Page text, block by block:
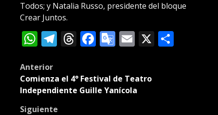
Todos; y Natalia Russo, presidente del bloque
Crear Juntos.
WhatsApp
Telegram
Threads
Facebook
Google
Email
X
Post
navigation
Anterior
Comienza el 4° Festival de Teatro
Independiente Guille Yanícola
Siguiente